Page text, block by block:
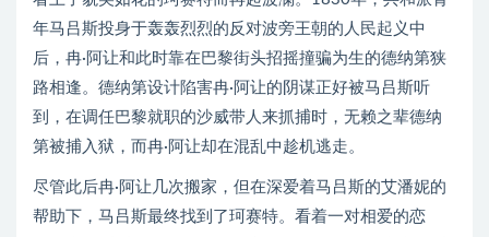
年马吕斯投身于轰轰烈烈的反对波旁王朝的人民起义中
后，冉·阿让和此时靠在巴黎街头招摇撞骗为生的德纳第狭
路相逢。德纳第设计陷害冉·阿让的阴谋正好被马吕斯听
到，在调任巴黎就职的沙威带人来抓捕时，无赖之辈德纳
第被捕入狱，而冉·阿让却在混乱中趁机逃走。
尽管此后冉·阿让几次搬家，但在深爱着马吕斯的艾潘妮的
帮助下，马吕斯最终找到了珂赛特。看着一对相爱的恋